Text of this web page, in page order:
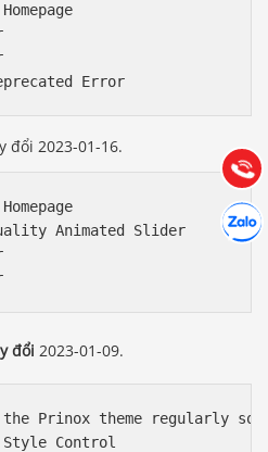
đổi 2023-01-16.
Animated Slider
đổi 2023-01-09.
Prinox theme regularly
Control
Gọi
Hướng dẫn & Hỗ trợ:
(028) 22.166.144
Chát
Tư vấn